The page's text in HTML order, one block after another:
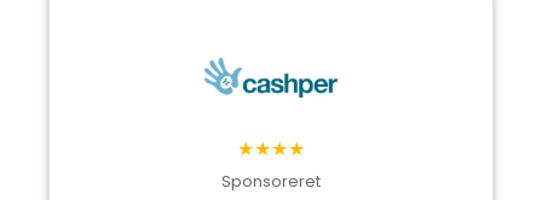
★★★★
Sponsoreret